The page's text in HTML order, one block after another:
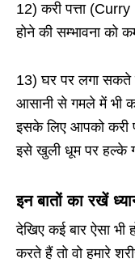
12) करी पत्ता (Curry
होने की सम्भावना को
13) घर पर लगा सकते
आसानी से गमले में भी
इसके लिए आपको करी
इसे खुली धूम पर हल्के
इन बातों का रखें
देखिए कई बार ऐसा
करते हैं तो वो हमारे